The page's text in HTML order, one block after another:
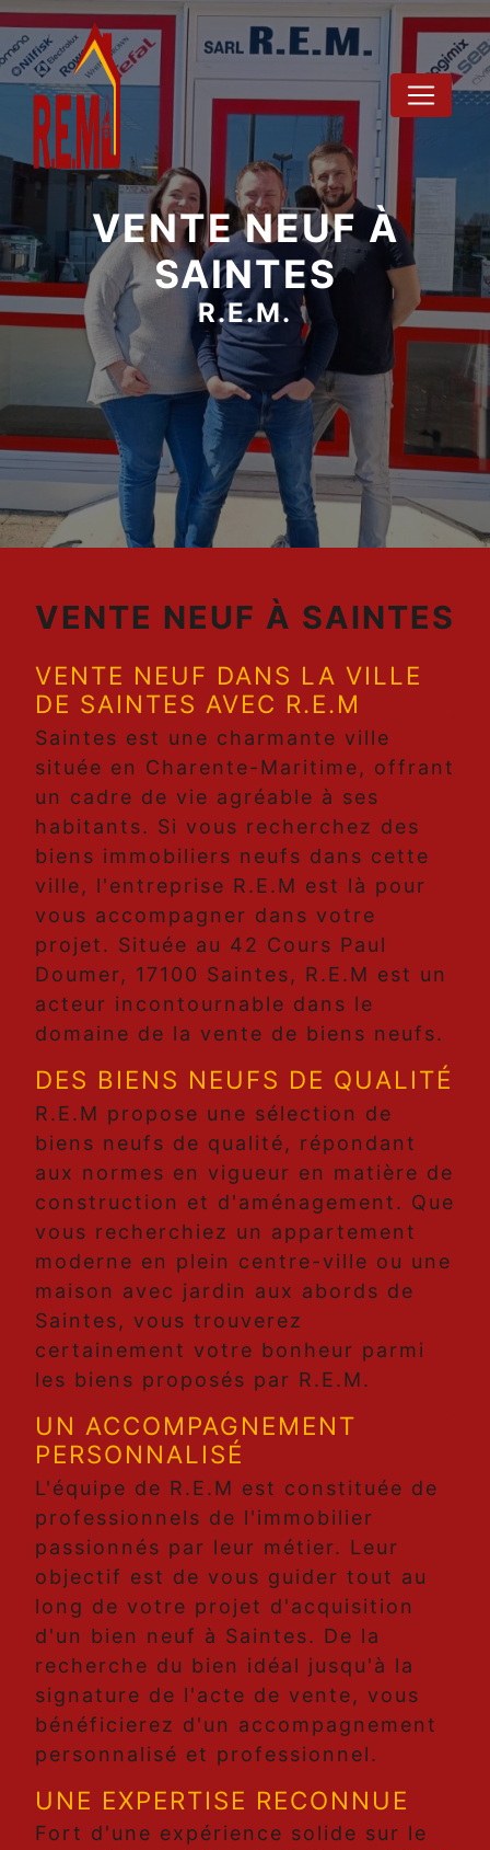
VENTE NEUF À
SAINTES
R.E.M.
VENTE NEUF À SAINTES
VENTE NEUF DANS LA VILLE
DE SAINTES AVEC R.E.M
Saintes est une charmante ville
située en Charente-Maritime, offrant
un cadre de vie agréable à ses
habitants. Si vous recherchez des
biens immobiliers neufs dans cette
ville, l'entreprise R.E.M est là pour
vous accompagner dans votre
projet. Située au 42 Cours Paul
Doumer, 17100 Saintes, R.E.M est un
acteur incontournable dans le
domaine de la vente de biens neufs.
DES BIENS NEUFS DE QUALITÉ
R.E.M propose une sélection de
biens neufs de qualité, répondant
aux normes en vigueur en matière de
construction et d'aménagement. Que
vous recherchiez un appartement
moderne en plein centre-ville ou une
maison avec jardin aux abords de
Saintes, vous trouverez
certainement votre bonheur parmi
les biens proposés par R.E.M.
UN ACCOMPAGNEMENT
PERSONNALISÉ
L'équipe de R.E.M est constituée de
professionnels de l'immobilier
passionnés par leur métier. Leur
objectif est de vous guider tout au
long de votre projet d'acquisition
d'un bien neuf à Saintes. De la
recherche du bien idéal jusqu'à la
signature de l'acte de vente, vous
bénéficierez d'un accompagnement
personnalisé et professionnel.
UNE EXPERTISE RECONNUE
Fort d'une expérience solide sur le
Panneau de gestion des cookies